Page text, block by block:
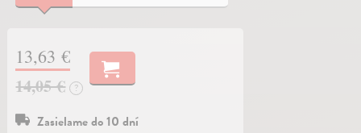
13,63 €
14,05 €
?
Zasielame do 10 dní